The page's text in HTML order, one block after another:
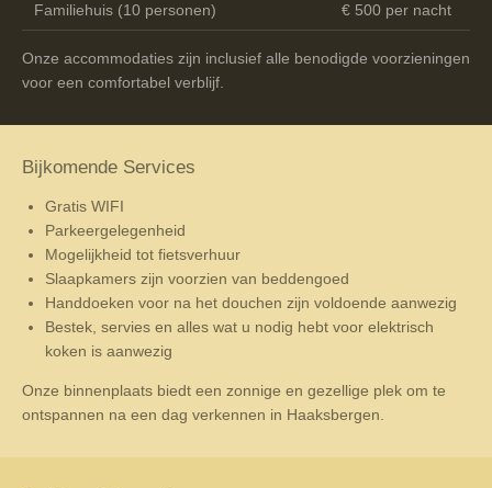
Familiehuis (10 personen) € 500 per nacht
Onze accommodaties zijn inclusief alle benodigde voorzieningen
voor een comfortabel verblijf.
Bijkomende Services
Gratis WIFI
Parkeergelegenheid
Mogelijkheid tot fietsverhuur
Slaapkamers zijn voorzien van beddengoed
Handdoeken voor na het douchen zijn voldoende aanwezig
Bestek, servies en alles wat u nodig hebt voor elektrisch
koken is aanwezig
Onze binnenplaats biedt een zonnige en gezellige plek om te
ontspannen na een dag verkennen in Haaksbergen.